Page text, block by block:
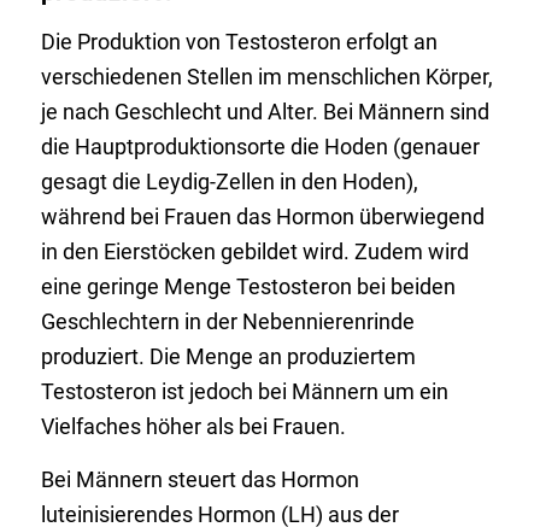
Die Produktion von Testosteron erfolgt an
verschiedenen Stellen im menschlichen Körper,
je nach Geschlecht und Alter. Bei Männern sind
die Hauptproduktionsorte die Hoden (genauer
gesagt die Leydig-Zellen in den Hoden),
während bei Frauen das Hormon überwiegend
in den Eierstöcken gebildet wird. Zudem wird
eine geringe Menge Testosteron bei beiden
Geschlechtern in der Nebennierenrinde
produziert. Die Menge an produziertem
Testosteron ist jedoch bei Männern um ein
Vielfaches höher als bei Frauen.
Bei Männern steuert das Hormon
luteinisierendes Hormon (LH) aus der